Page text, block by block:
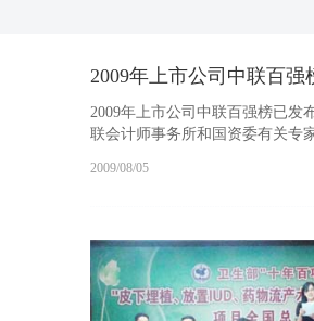
2009年上市公司中联百
2009年上市公司中联百强榜已
联会计师事务所和国资委有关专
2009/08/05